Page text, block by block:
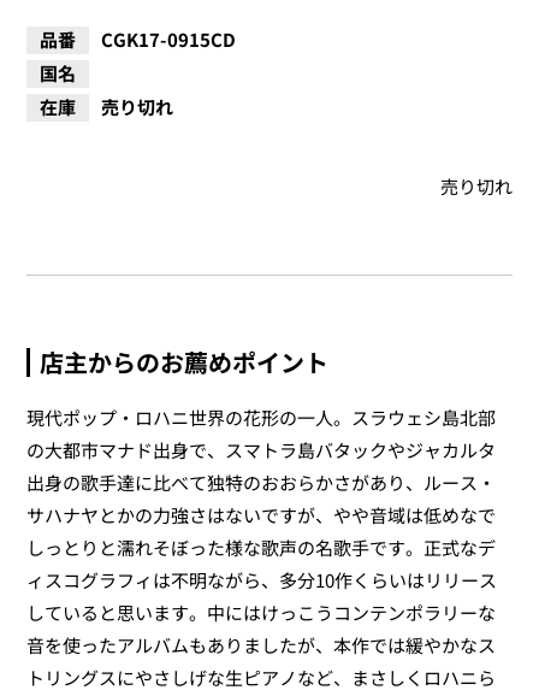
品番
CGK17-0915CD
国名
在庫
売り切れ
売り切れ
店主からのお薦めポイント
現代ポップ・ロハニ世界の花形の一人。スラウェシ島北部
の大都市マナド出身で、スマトラ島バタックやジャカルタ
出身の歌手達に比べて独特のおおらかさがあり、ルース・
サハナヤとかの力強さはないですが、やや音域は低めなで
しっとりと濡れそぼった様な歌声の名歌手です。正式なデ
ィスコグラフィは不明ながら、多分10作くらいはリリース
していると思います。中にはけっこうコンテンポラリーな
音を使ったアルバムもありましたが、本作では緩やかなス
トリングスにやさしげな生ピアノなど、まさしくロハニら